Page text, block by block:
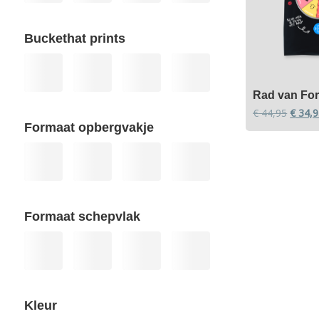
Buckethat prints
Formaat opbergvakje
Formaat schepvlak
Kleur
Rad van
€44,95
was:
€
Dit